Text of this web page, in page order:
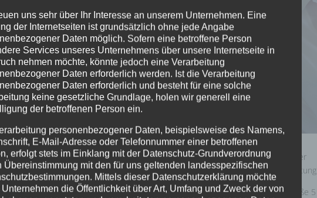
1-Zimmer-
im Herzen
bei Nürnberg
monatlich
Zu vermieten
byEstatik
Cathrin Müller
Geschäftsleitung
Bahnhofstraße 5
uns sehr über Ihr Interesse an unserem Unternehmen. Eine
der Internetseiten ist grundsätzlich ohne jede Angabe
Daten möglich. Sofern eine betroffene Person
Services unseres Unternehmens über unsere Internetseite in
nehmen möchte, könnte jedoch eine Verarbeitung
Daten erforderlich werden. Ist die Verarbeitung
Daten erforderlich und besteht für eine solche
keine gesetzliche Grundlage, holen wir generell eine
der betroffenen Person ein.
personenbezogener Daten, beispielsweise des Namens,
E-Mail-Adresse oder Telefonnummer einer betroffenen
erfolgt stets im Einklang mit der Datenschutz-Grundverordnung
Übereinstimmung mit den für uns geltenden landesspezifischen
Mittels dieser Datenschutzerklärung möchte
Unternehmen die Öffentlichkeit über Art, Umfang und Zweck der von